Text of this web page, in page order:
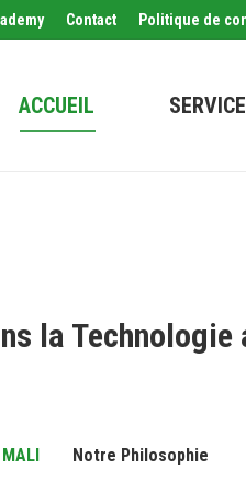
Contact Politique de
ACCUEIL
la Technologie
Notre Philosophie